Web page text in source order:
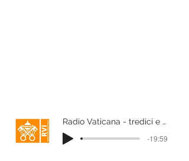
Radio Vaticana - tredici e tredici
-19:59